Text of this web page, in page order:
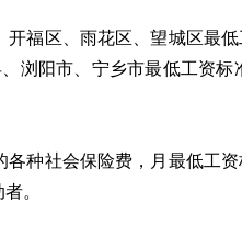
福区、雨花区、望城区最低
浏阳市、宁乡市最低工资标
种社会保险费，月最低工资
。